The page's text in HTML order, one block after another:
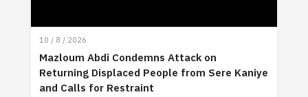
10 / 8 / 2026
Mazloum Abdi Condemns Attack on
Returning Displaced People from Sere Kaniye
and Calls for Restraint